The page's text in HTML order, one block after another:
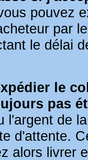
pouvez
par
le délai
le
pas
l'argent de
d'attente.
alors livrer